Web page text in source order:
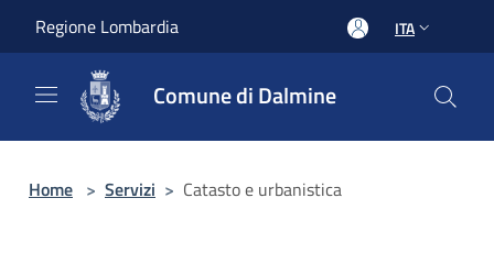
Regione Lombardia ITA
Comune di Dalmine
Home > Servizi > Catasto e urbanistica